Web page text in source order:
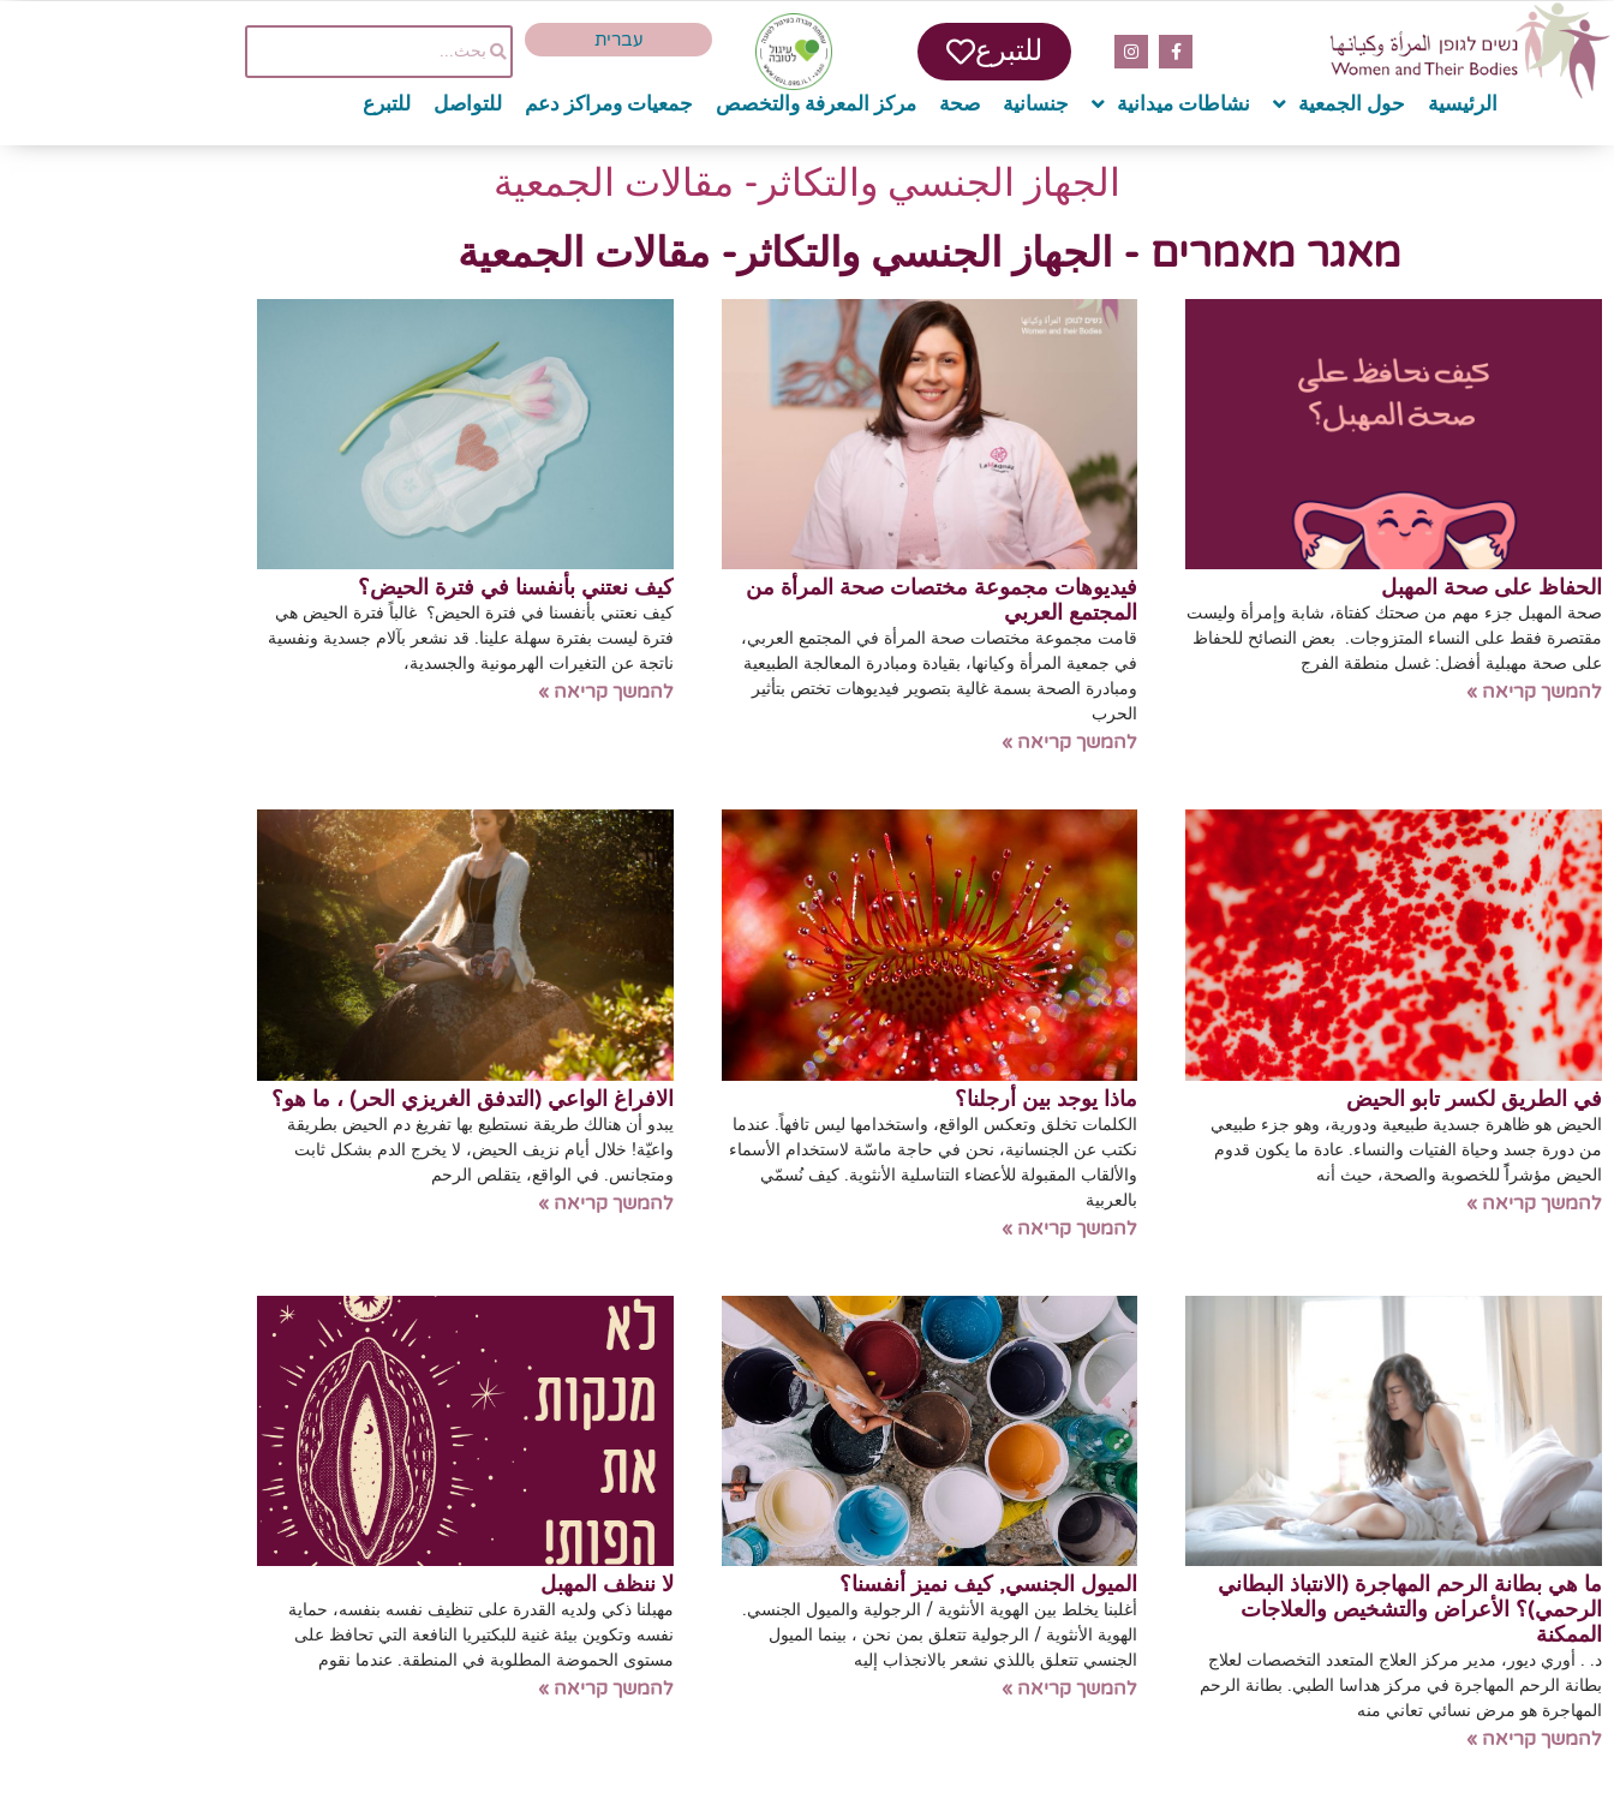
للتبرع עברית
الرئيسية حول الجمعية نشاطات ميدانية جنسانية صحة مركز المعرفة والتخصص جمعيات ومراكز دعم للتواصل للتبرع
الجهاز الجنسي والتكاثر- مقالات الجمعية
מאגר מאמרים - الجهاز الجنسي والتكاثر- مقالات الجمعية
الحفاظ على صحة المهبل
صحة المهبل جزء مهم من صحتك كفتاة، شابة وإمرأة وليست
مقتصرة فقط على النساء المتزوجات. بعض النصائح للحفاظ
على صحة مهبلية أفضل: غسل منطقة الفرج
להמשך קריאה »
فيديوهات مجموعة مختصات صحة المرأة من
المجتمع العربي
قامت مجموعة مختصات صحة المرأة في المجتمع العربي،
في جمعية المرأة وكيانها، بقيادة ومبادرة المعالجة الطبيعية
ومبادرة الصحة بسمة غالية بتصوير فيديوهات تختص بتأثير
الحرب
להמשך קריאה »
كيف نعتني بأنفسنا في فترة الحيض؟
كيف نعتني بأنفسنا في فترة الحيض؟ غالباً فترة الحيض هي
فترة ليست بفترة سهلة علينا. قد نشعر بآلام جسدية ونفسية
ناتجة عن التغيرات الهرمونية والجسدية،
להמשך קריאה »
في الطريق لكسر تابو الحيض
الحيض هو ظاهرة جسدية طبيعية ودورية، وهو جزء طبيعي
من دورة جسد وحياة الفتيات والنساء. عادة ما يكون قدوم
الحيض مؤشراًً للخصوبة والصحة، حيث أنه
להמשך קריאה »
ماذا يوجد بين أرجلنا؟
الكلمات تخلق وتعكس الواقع، واستخدامها ليس تافهاً. عندما
نكتب عن الجنسانية، نحن في حاجة ماسّة لاستخدام الأسماء
والألقاب المقبولة للأعضاء التناسلية الأنثوية. كيف نُسمّي
بالعربية
להמשך קריאה »
الافراغ الواعي (التدفق الغريزي الحر) ، ما هو؟
يبدو أن هنالك طريقة نستطيع بها تفريغ دم الحيض بطريقة
واعيّة! خلال أيام نزيف الحيض، لا يخرج الدم بشكل ثابت
ومتجانس. في الواقع، يتقلص الرحم
להמשך קריאה »
ما هي بطانة الرحم المهاجرة (الانتباذ البطاني
الرحمي)؟ الأعراض والتشخيص والعلاجات
الممكنة
د. . أوري ديور، مدير مركز العلاج المتعدد التخصصات لعلاج
بطانة الرحم المهاجرة في مركز هداسا الطبي. بطانة الرحم
المهاجرة هو مرض نسائي تعاني منه
להמשך קריאה »
الميول الجنسي, كيف نميز أنفسنا؟
أغلبنا يخلط بين الهوية الأنثوية / الرجولية والميول الجنسي.
الهوية الأنثوية / الرجولية تتعلق بمن نحن ، بينما الميول
الجنسي تتعلق باللذي نشعر بالانجذاب إليه
להמשך קריאה »
لا ننظف المهبل
مهبلنا ذكي ولديه القدرة على تنظيف نفسه بنفسه، حماية
نفسه وتكوين بيئة غنية للبكتيريا النافعة التي تحافظ على
مستوى الحموضة المطلوبة في المنطقة. عندما نقوم
להמשך קריאה »